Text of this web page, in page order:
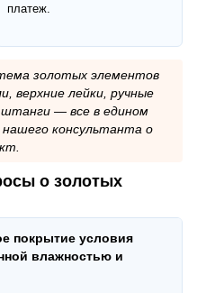
платеж.
золотых элементов
верхние лейки, ручные
— все в едином
консультанта о
о золотых
покрытие условия
влажностью и